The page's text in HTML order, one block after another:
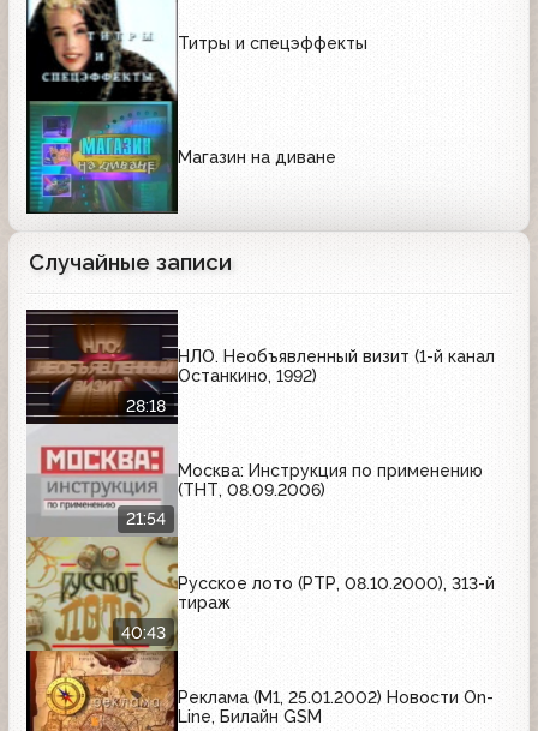
Титры и спецэффекты
Магазин на диване
Случайные записи
28:18
НЛО. Необъявленный визит (1-й канал
Останкино, 1992)
21:54
Москва: Инструкция по применению
(ТНТ, 08.09.2006)
40:43
Русское лото (РТР, 08.10.2000), 313-й
тираж
Реклама (М1, 25.01.2002) Новости On-
Line, Билайн GSM